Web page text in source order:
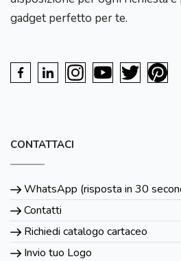
gadget perfetto per te.
CONTATTACI
WhatsApp (risposta in 30
Contatti
Richiedi catalogo cartaceo
Invio tuo Logo